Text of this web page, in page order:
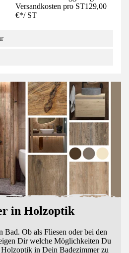
Versandkosten pro ST129,00
€*/ ST
in Holzoptik
Ob als Fliesen oder bei den
Dir welche Möglichkeiten Du
Holzoptik in Dein Badezimmer zu